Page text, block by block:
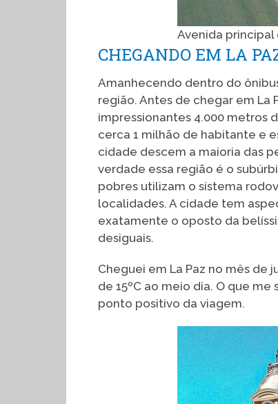
Avenida principal
CHEGANDO EM LA
Amanhecendo dentro do
região. Antes de chegar em La
impressionantes 4.000 metros
cerca 1 milhão de habitante e
cidade descem a maioria das
verdade essa região é o
pobres utilizam o sistema
localidades. A cidade tem
exatamente o oposto da
desiguais.
Cheguei em La Paz no mês de
de 15ºC ao meio dia. O que
ponto positivo da viagem.